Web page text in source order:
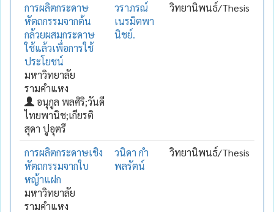
การผลิตกระดาษ
หัตถกรรมจากต้น
กล้วยผสมกระดาษ
ใช้แล้วเพื่อการใช้
ประโยชน์
มหาวิทยาลัย
รามคำแหง
อนุกูล พลศิริ;วันดี
ไทยพานิช;เกียรติ
สุดา ปูอุตรี
วราภรณ์
เนรมิตพา
นิชย์.
วิทยานิพนธ์/Thesis
การผลิตกระดาษเชิง
หัตถกรรมจากใบ
หญ้าแฝก
มหาวิทยาลัย
รามคำแหง
วนิดา กำ
พลรัตน์
วิทยานิพนธ์/Thesis